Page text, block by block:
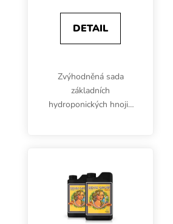
DETAIL
Zvýhodněná sada
základních
hydroponických hnojiv
pěstební cyklus. Kromě
základních NPK živin
vysoké...